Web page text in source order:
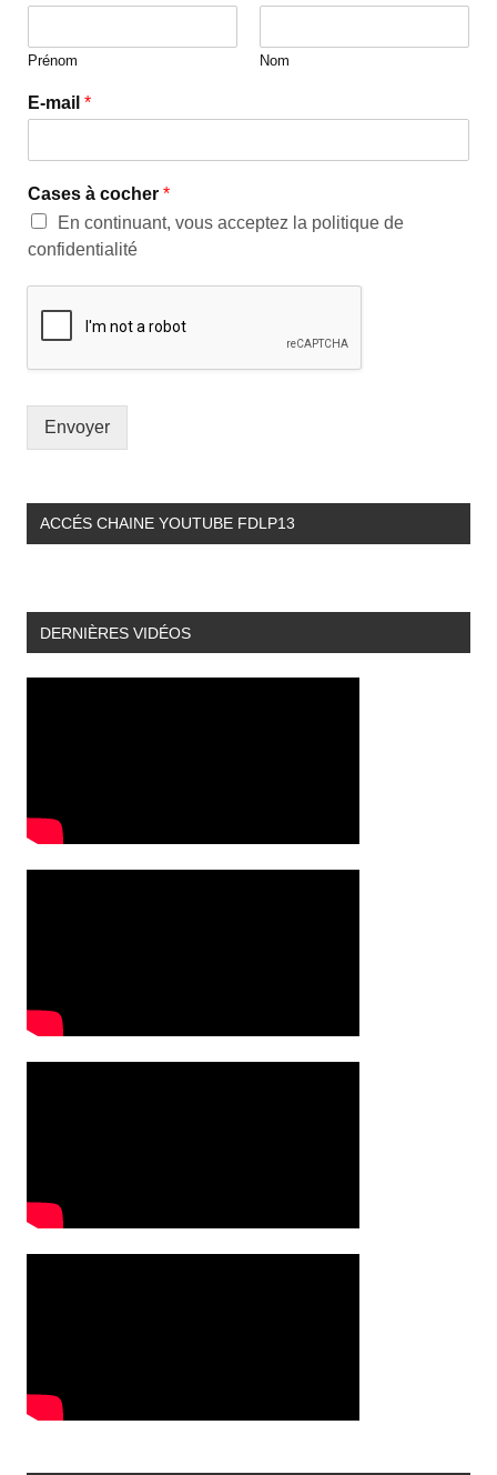
Prénom Nom
E-mail *
Cases à cocher *
En continuant, vous acceptez la politique de
confidentialité
Envoyer
ACCÉS CHAINE YOUTUBE FDLP13
DERNIÈRES VIDÉOS